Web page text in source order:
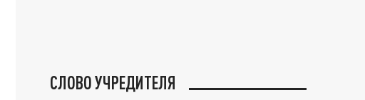
СЛОВО УЧРЕДИТЕЛЯ